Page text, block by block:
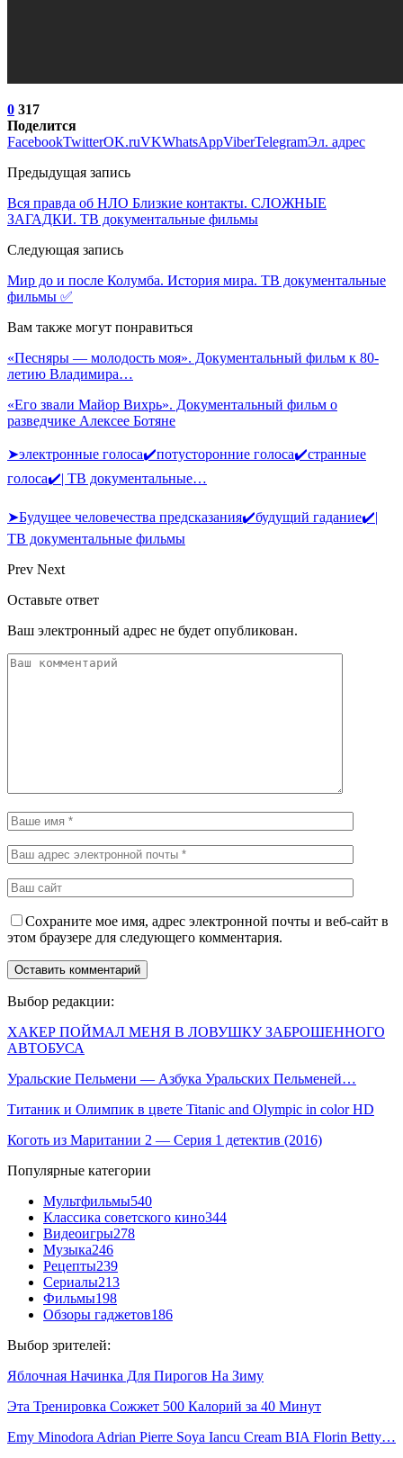
0 317
Поделится
FacebookTwitterOK.ruVKWhatsAppViberTelegramЭл. адрес
Предыдущая запись
Вся правда об НЛО Близкие контакты. СЛОЖНЫЕ
ЗАГАДКИ. ТВ документальные фильмы
Следующая запись
Мир до и после Колумба. История мира. ТВ документальные
фильмы ✅
Вам также могут понравиться
«Песняры — молодость моя». Документальный фильм к 80-
летию Владимира…
«Его звали Майор Вихрь». Документальный фильм о
разведчике Алексее Ботяне
➤электронные голоса✔️потусторонние голоса✔️странные
голоса✔️| ТВ документальные…
➤Будущее человечества предсказания✔️будущий гадание✔️|
ТВ документальные фильмы
Prev Next
Оставьте ответ
Ваш электронный адрес не будет опубликован.
Сохраните мое имя, адрес электронной почты и веб-сайт в
этом браузере для следующего комментария.
Выбор редакции:
ХАКЕР ПОЙМАЛ МЕНЯ В ЛОВУШКУ ЗАБРОШЕННОГО
АВТОБУСА
Уральские Пельмени — Азбука Уральских Пельменей…
Титаник и Олимпик в цвете Titanic and Olympic in color HD
Коготь из Маритании 2 — Серия 1 детектив (2016)
Популярные категории
Мультфильмы540
Классика советского кино344
Видеоигры278
Музыка246
Рецепты239
Сериалы213
Фильмы198
Обзоры гаджетов186
Выбор зрителей:
Яблочная Начинка Для Пирогов На Зиму
Эта Тренировка Сожжет 500 Калорий за 40 Минут
Emy Minodora Adrian Pierre Soya Iancu Cream BIA Florin Betty…